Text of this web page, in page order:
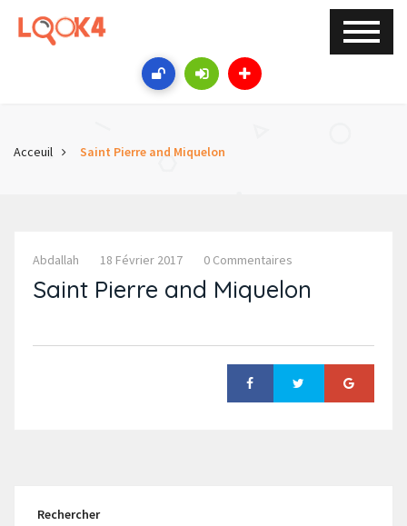
Acceuil Saint Pierre and Miquelon
Abdallah 18 Février 2017 0 Commentaires
Saint Pierre and Miquelon
Rechercher